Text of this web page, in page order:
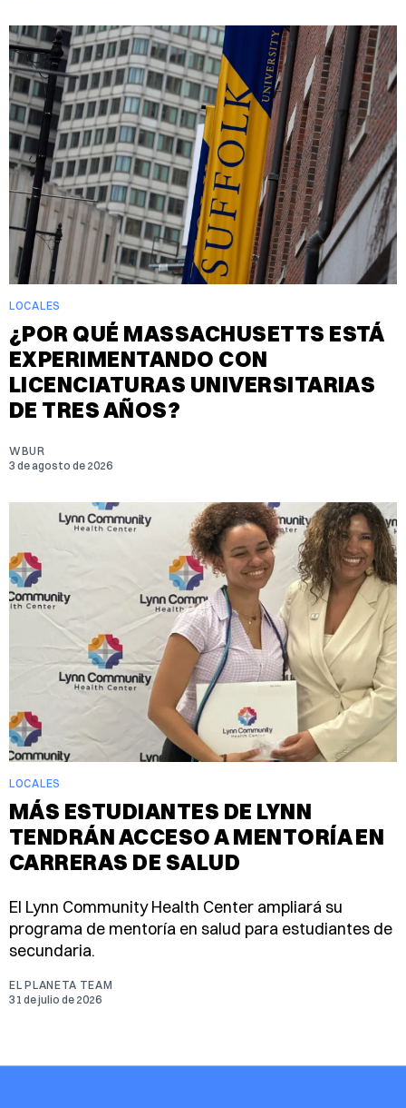
LOCALES
¿POR QUÉ MASSACHUSETTS ESTÁ
EXPERIMENTANDO CON
LICENCIATURAS UNIVERSITARIAS
DE TRES AÑOS?
WBUR
3 de agosto de 2026
LOCALES
MÁS ESTUDIANTES DE LYNN
TENDRÁN ACCESO A MENTORÍA EN
CARRERAS DE SALUD
El Lynn Community Health Center ampliará su
programa de mentoría en salud para estudiantes de
secundaria.
EL PLANETA TEAM
31 de julio de 2026